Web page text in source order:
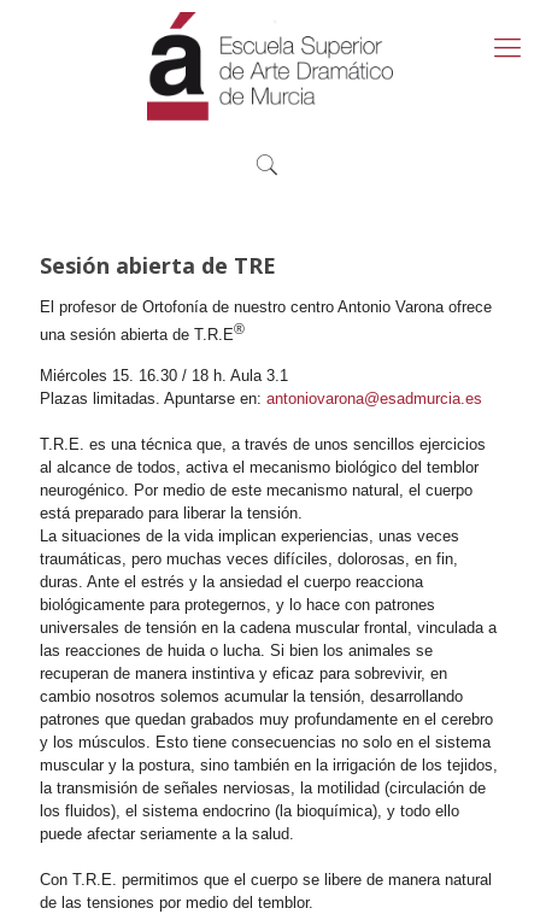
Sesión abierta de TRE
El profesor de Ortofonía de nuestro centro Antonio Varona ofrece
una sesión abierta de T.R.E®
Miércoles 15. 16.30 / 18 h. Aula 3.1
Plazas limitadas. Apuntarse en: antoniovarona@esadmurcia.es
T.R.E. es una técnica que, a través de unos sencillos ejercicios
al alcance de todos, activa el mecanismo biológico del temblor
neurogénico. Por medio de este mecanismo natural, el cuerpo
está preparado para liberar la tensión.
La situaciones de la vida implican experiencias, unas veces
traumáticas, pero muchas veces difíciles, dolorosas, en fin,
duras. Ante el estrés y la ansiedad el cuerpo reacciona
biológicamente para protegernos, y lo hace con patrones
universales de tensión en la cadena muscular frontal, vinculada a
las reacciones de huida o lucha. Si bien los animales se
recuperan de manera instintiva y eficaz para sobrevivir, en
cambio nosotros solemos acumular la tensión, desarrollando
patrones que quedan grabados muy profundamente en el cerebro
y los músculos. Esto tiene consecuencias no solo en el sistema
muscular y la postura, sino también en la irrigación de los tejidos,
la transmisión de señales nerviosas, la motilidad (circulación de
los fluidos), el sistema endocrino (la bioquímica), y todo ello
puede afectar seriamente a la salud.
Con T.R.E. permitimos que el cuerpo se libere de manera natural
de las tensiones por medio del temblor.